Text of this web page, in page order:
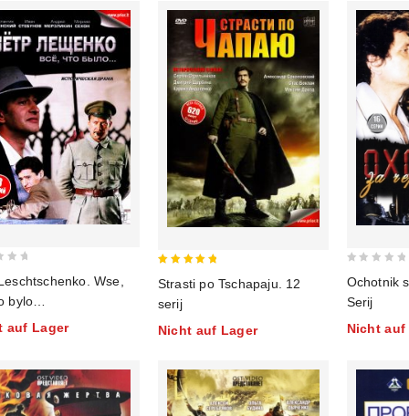
Wse,
bylo…
auf Lager
out of 5
Strasti po Tschapaju. 12
serij
Nicht auf Lager
of
5
Ochotnik
Serij
Nicht auf